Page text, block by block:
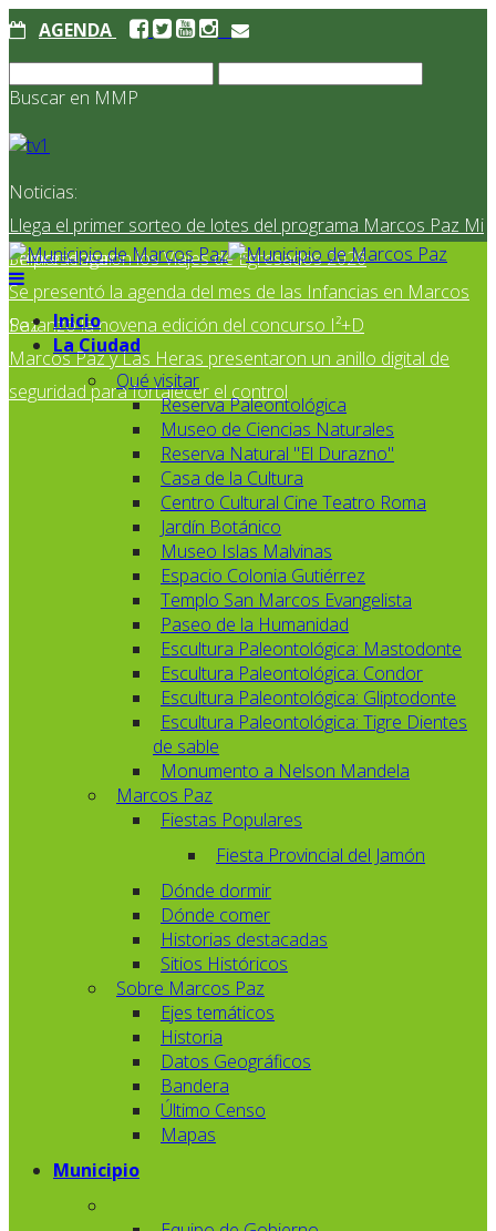
AGENDA
Buscar en MMP
Noticias:
Llega el primer sorteo de lotes del programa Marcos Paz Mi
Primer Hogar
Se presentaron los Viajes de Egresados 2026
Se presentó la agenda del mes de las Infancias en Marcos
Paz
Se lanzó la novena edición del concurso I²+D
Marcos Paz y Las Heras presentaron un anillo digital de
seguridad para fortalecer el control
Inicio
La Ciudad
Qué visitar
Reserva Paleontológica
Museo de Ciencias Naturales
Reserva Natural "El Durazno"
Casa de la Cultura
Centro Cultural Cine Teatro Roma
Jardín Botánico
Museo Islas Malvinas
Espacio Colonia Gutiérrez
Templo San Marcos Evangelista
Paseo de la Humanidad
Escultura Paleontológica: Mastodonte
Escultura Paleontológica: Condor
Escultura Paleontológica: Gliptodonte
Escultura Paleontológica: Tigre Dientes
de sable
Monumento a Nelson Mandela
Marcos Paz
Fiestas Populares
Fiesta Provincial del Jamón
Dónde dormir
Dónde comer
Historias destacadas
Sitios Históricos
Sobre Marcos Paz
Ejes temáticos
Historia
Datos Geográficos
Bandera
Último Censo
Mapas
Municipio